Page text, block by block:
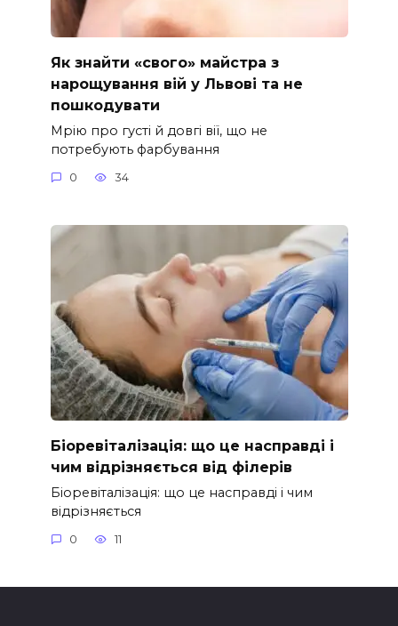
Як знайти «свого» майстра з
нарощування вій у Львові та не
пошкодувати
Мрію про густі й довгі вії, що не
потребують фарбування
0 34
Біоревіталізація: що це насправді і
чим відрізняється від філерів
Біоревіталізація: що це насправді і чим
відрізняється
0 11